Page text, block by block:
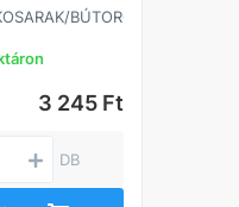
BÚTOROK
3 245 Ft
DB